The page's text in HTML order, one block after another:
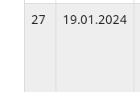
27
19.01.2024